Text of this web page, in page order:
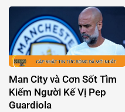
người Hà Lan, gần đây đã gây
bão với phát biểu về Alejandro
Garnacho – tài năng trẻ của
Manchester United. Ông cho
rằng Garnacho, một viên ngọc
sáng giá, đang bị kìm hãm bởi
chính môi trường …
Man City và Cơn Sốt Tìm
Kiếm Người Kế Vị Pep
Guardiola